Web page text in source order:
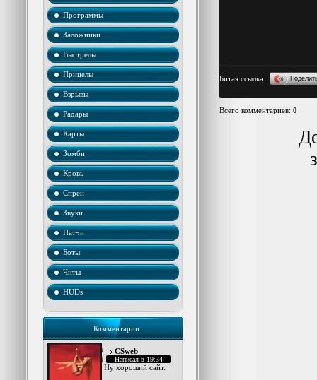
Программы
Заложники
Выстрелы
Прицелы
Взрывы
Радары
Карты
Зомби
Кровь
Спреи
Звуки
Патчи
Боты
Читы
HUDs
Комментарии
CSweb
Написал в 19:34
Ну хороший сайт.
Битая ссылка
Всего комментариев: 0